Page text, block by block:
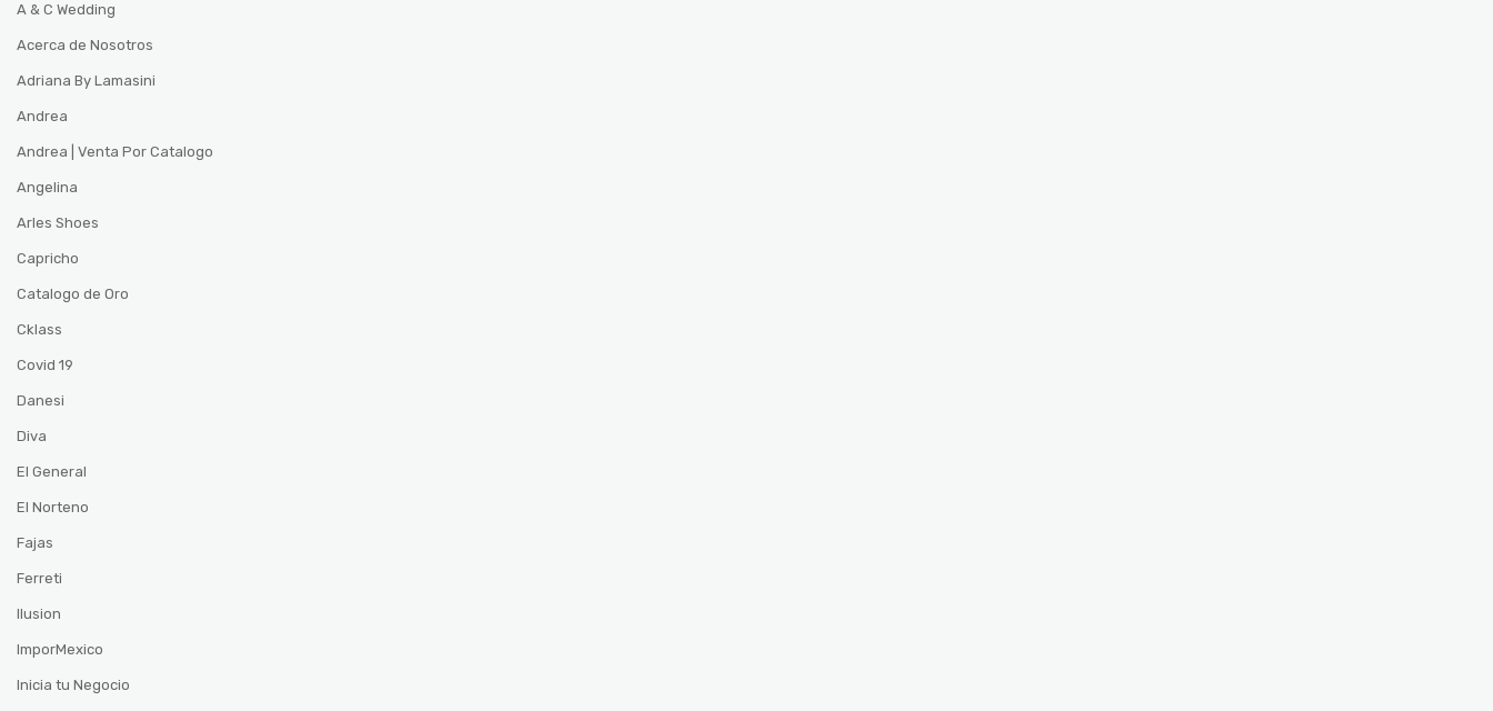
A & C Wedding
Acerca de Nosotros
Adriana By Lamasini
Andrea
Andrea | Venta Por Catalogo
Angelina
Arles Shoes
Capricho
Catalogo de Oro
Cklass
Covid 19
Danesi
Diva
El General
El Norteno
Fajas
Ferreti
Ilusion
ImporMexico
Inicia tu Negocio